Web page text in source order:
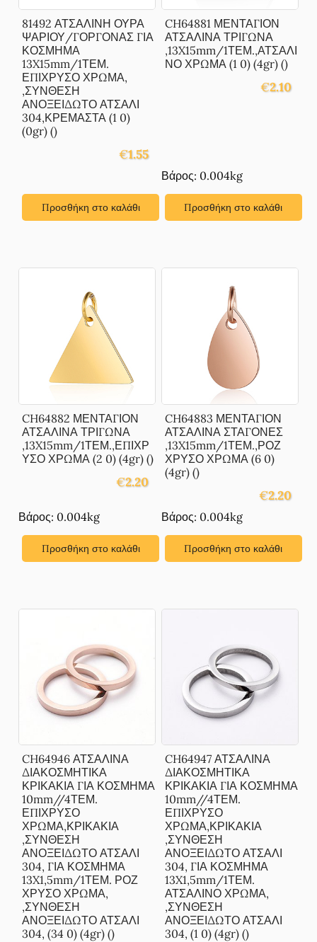
81492 ΑΤΣΑΛΙΝΗ ΟΥΡΑ
ΨΑΡΙΟΥ/ΓΟΡΓΟΝΑΣ ΓΙΑ
ΚΟΣΜΗΜΑ
13X15mm/1ΤΕΜ.
ΕΠΙΧΡΥΣΟ ΧΡΩΜΑ,
,ΣΥΝΘΕΣΗ
ΑΝΟΞΕΙΔΩΤΟ ΑΤΣΑΛΙ
304,ΚΡΕΜΑΣΤΑ (1 0)
(0gr) ()
€1.55
Προσθήκη στο καλάθι
CH64881 ΜΕΝΤΑΓΙΟΝ
ΑΤΣΑΛΙΝΑ ΤΡΙΓΩΝΑ
,13X15mm/1ΤΕΜ.,ΑΤΣΑΛΙ
ΝΟ ΧΡΩΜΑ (1 0) (4gr) ()
€2.10
Βάρος: 0.004kg
Προσθήκη στο καλάθι
CH64882 ΜΕΝΤΑΓΙΟΝ
ΑΤΣΑΛΙΝΑ ΤΡΙΓΩΝΑ
,13X15mm/1ΤΕΜ.,ΕΠΙΧΡ
ΥΣΟ ΧΡΩΜΑ (2 0) (4gr) ()
€2.20
Βάρος: 0.004kg
Προσθήκη στο καλάθι
CH64883 ΜΕΝΤΑΓΙΟΝ
ΑΤΣΑΛΙΝΑ ΣΤΑΓΟΝΕΣ
,13X15mm/1ΤΕΜ.,ΡΟΖ
ΧΡΥΣΟ ΧΡΩΜΑ (6 0)
(4gr) ()
€2.20
Βάρος: 0.004kg
Προσθήκη στο καλάθι
CH64946 ΑΤΣΑΛΙΝΑ
ΔΙΑΚΟΣΜΗΤΙΚΑ
ΚΡΙΚΑΚΙΑ ΓΙΑ ΚΟΣΜΗΜΑ
10mm//4ΤΕΜ.
ΕΠΙΧΡΥΣΟ
ΧΡΩΜΑ,ΚΡΙΚΑΚΙΑ
,ΣΥΝΘΕΣΗ
ΑΝΟΞΕΙΔΩΤΟ ΑΤΣΑΛΙ
304, ΓΙΑ ΚΟΣΜΗΜΑ
13X1,5mm/1ΤΕΜ. ΡΟΖ
ΧΡΥΣΟ ΧΡΩΜΑ,
,ΣΥΝΘΕΣΗ
ΑΝΟΞΕΙΔΩΤΟ ΑΤΣΑΛΙ
304, (34 0) (4gr) ()
CH64947 ΑΤΣΑΛΙΝΑ
ΔΙΑΚΟΣΜΗΤΙΚΑ
ΚΡΙΚΑΚΙΑ ΓΙΑ ΚΟΣΜΗΜΑ
10mm//4ΤΕΜ.
ΕΠΙΧΡΥΣΟ
ΧΡΩΜΑ,ΚΡΙΚΑΚΙΑ
,ΣΥΝΘΕΣΗ
ΑΝΟΞΕΙΔΩΤΟ ΑΤΣΑΛΙ
304, ΓΙΑ ΚΟΣΜΗΜΑ
13X1,5mm/1ΤΕΜ.
ΑΤΣΑΛΙΝΟ ΧΡΩΜΑ,
,ΣΥΝΘΕΣΗ
ΑΝΟΞΕΙΔΩΤΟ ΑΤΣΑΛΙ
304, (1 0) (4gr) ()